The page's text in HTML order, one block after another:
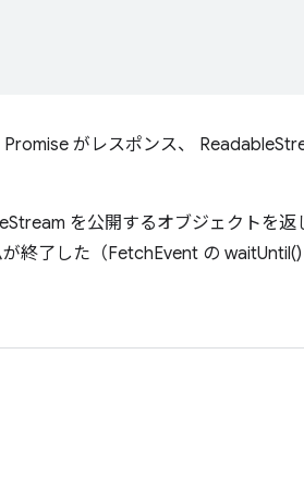
がレスポンス、
を公開するオブジェクトを返
終了した（FetchEvent の waitUntil()